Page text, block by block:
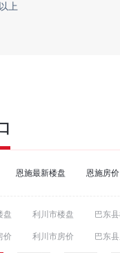
上
恩施最新楼盘 恩施房价
盘 利川市楼盘 巴东
价 利川市房价 巴东